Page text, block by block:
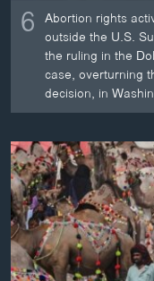
6 Abortion rights
outside the U.S.
the ruling in the
case, overturning
decision, in